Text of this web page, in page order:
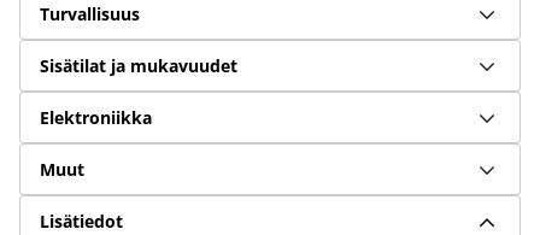
Turvallisuus
Sisätilat ja mukavuudet
Elektroniikka
Muut
Lisätiedot